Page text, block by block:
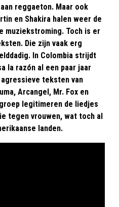
reggaeton. Maar ook
en Shakira halen weer de
muziekstroming. Toch is er
Die zijn vaak erg
In Colombia strijdt
la razón al een paar jaar
teksten van
Arcangel, Mr. Fox en
legitimeren de liedjes
tegen vrouwen, wat toch al
landen.